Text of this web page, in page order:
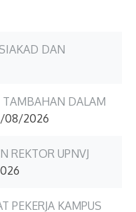
DAN
DALAM
08/2026
REKTOR UPNVJ
PEKERJA KAMPUS